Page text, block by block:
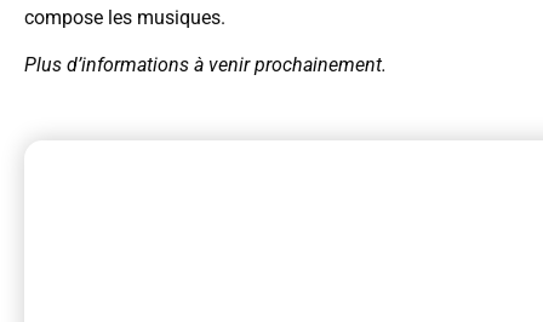
compose les musiques.
Plus d’informations à venir prochainement.